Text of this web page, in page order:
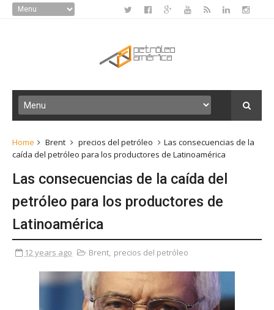
Home Brent precios del petróleo
Las consecuencias de la
caída del petróleo para los productores de Latinoamérica
Las consecuencias de la caída del
petróleo para los productores de
Latinoamérica
12 years ago Brent, precios del petróleo